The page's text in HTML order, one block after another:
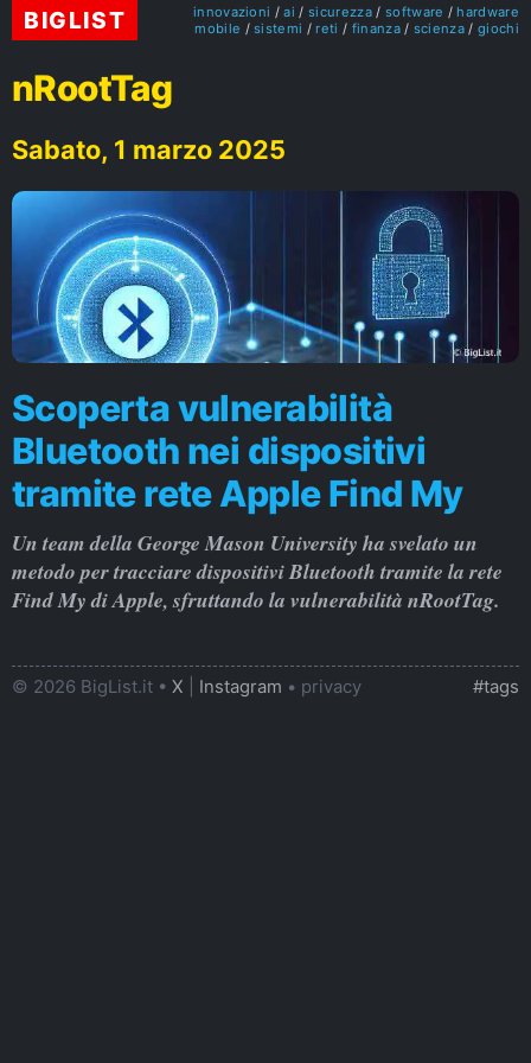
BIGLIST innovazioni ai sicurezza software
hardware
mobile
sistemi reti finanza scienza giochi
nRootTag
Sabato, 1 marzo 2025
Scoperta vulnerabilità
Bluetooth nei dispositivi
tramite rete Apple Find My
Un team della George Mason University ha svelato un
metodo per tracciare dispositivi Bluetooth tramite la rete
Find My di Apple, sfruttando la vulnerabilità nRootTag.
© 2026 BigList.it • X Instagram • privacy #tags